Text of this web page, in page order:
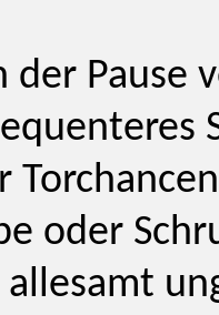
der Pause
oder
allesamt